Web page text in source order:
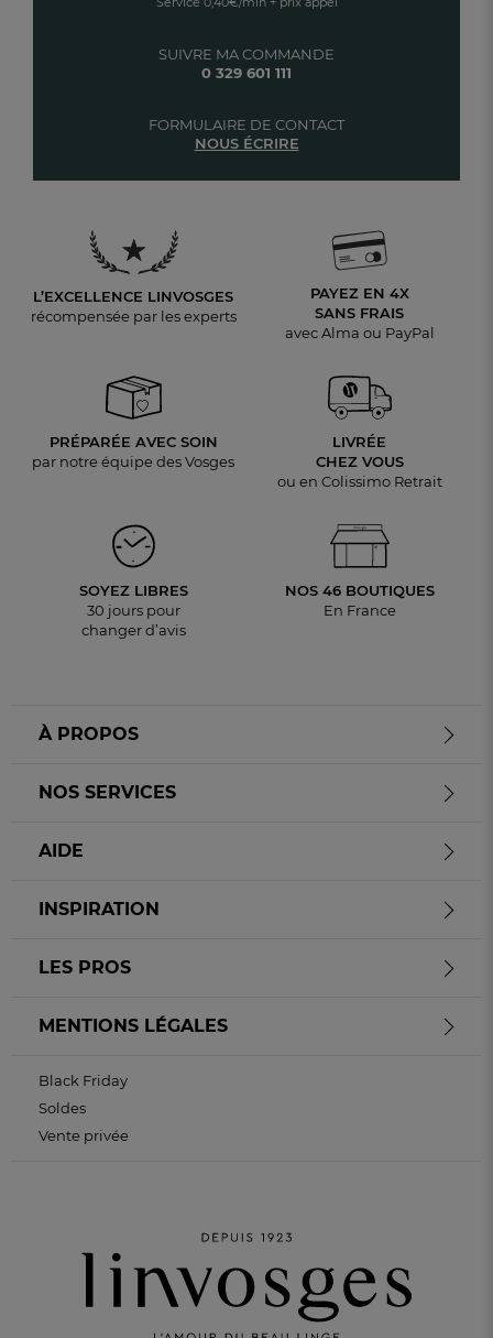
SUIVRE MA COMMANDE
0 329 601 111
FORMULAIRE DE CONTACT
NOUS ÉCRIRE
L’EXCELLENCE LINVOSGES
récompensée par les experts
PAYEZ EN 4X
SANS FRAIS
avec Alma ou PayPal
PRÉPARÉE AVEC SOIN
par notre équipe des Vosges
LIVRÉE
CHEZ VOUS
ou en Colissimo Retrait
SOYEZ LIBRES
30 jours pour
changer d’avis
NOS 46 BOUTIQUES
En France
À PROPOS
NOS SERVICES
AIDE
INSPIRATION
LES PROS
MENTIONS LÉGALES
Black Friday
Soldes
Vente privée